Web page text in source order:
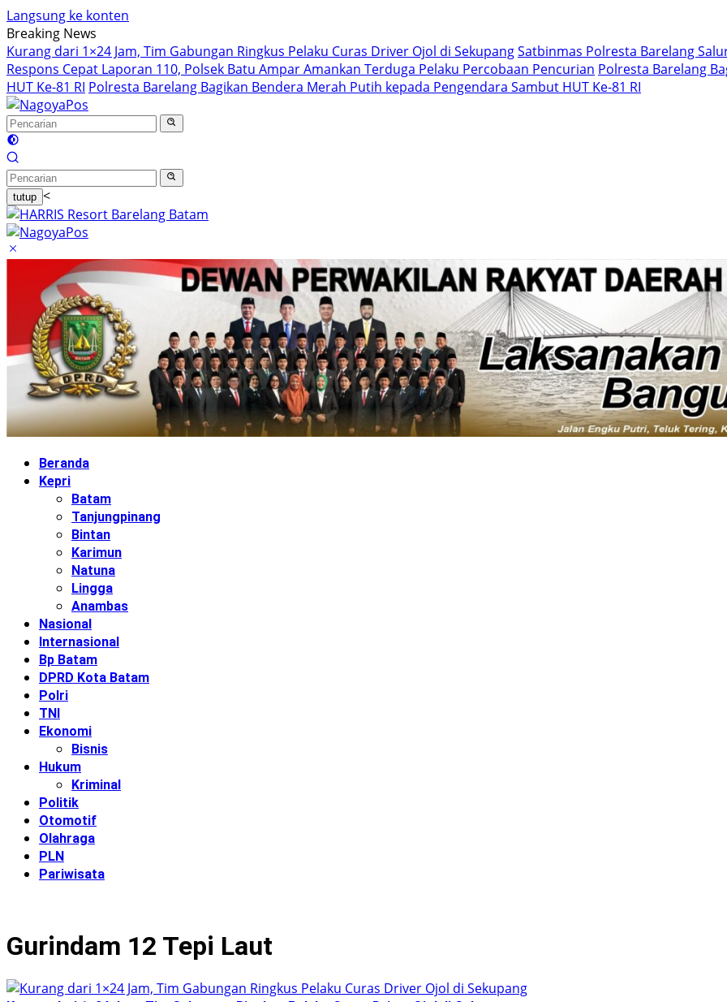
Langsung ke konten
Breaking News
Kurang dari 1×24 Jam, Tim Gabungan Ringkus Pelaku Curas Driver Ojol di SekupangSatbinmas Polresta Barelang
Respons Cepat Laporan 110, Polsek Batu Ampar Amankan Terduga Pelaku Percobaan Pencurian Polresta Barelang
HUT Ke-81 RI Polresta Barelang Bagikan Bendera Merah Putih kepada Pengendara Sambut HUT Ke-81 RI
tutup <
Beranda
Kepri
Batam
Tanjungpinang
Bintan
Karimun
Natuna
Lingga
Anambas
Nasional
Internasional
Bp Batam
DPRD Kota Batam
Polri
TNI
Ekonomi
Bisnis
Hukum
Kriminal
Politik
Otomotif
Olahraga
PLN
Pariwisata
Gurindam 12 Tepi Laut